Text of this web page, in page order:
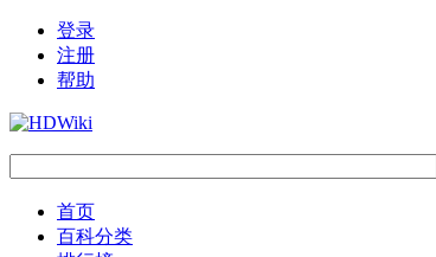
登录
注册
帮助
首页
百科分类